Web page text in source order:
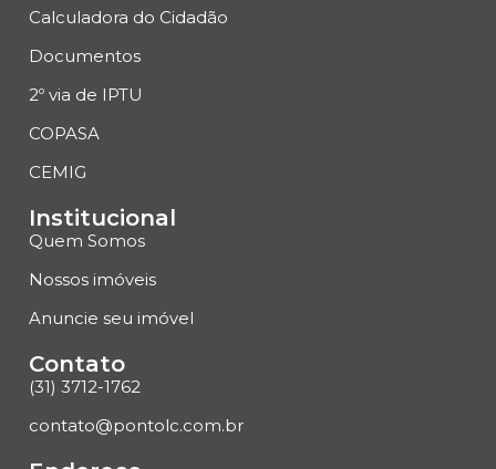
Calculadora do Cidadão
Documentos
2º via de IPTU
COPASA
CEMIG
Institucional
Quem Somos
Nossos imóveis
Anuncie seu imóvel
Contato
(31) 3712-1762
contato@pontolc.com.br